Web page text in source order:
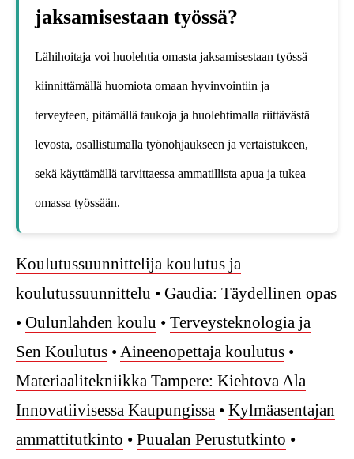
jaksamisestaan työssä?
Lähihoitaja voi huolehtia omasta jaksamisestaan työssä
kiinnittämällä huomiota omaan hyvinvointiin ja
terveyteen, pitämällä taukoja ja huolehtimalla riittävästä
levosta, osallistumalla työnohjaukseen ja vertaistukeen,
sekä käyttämällä tarvittaessa ammatillista apua ja tukea
omassa työssään.
Koulutussuunnittelija koulutus ja
koulutussuunnittelu • Gaudia: Täydellinen opas
• Oulunlahden koulu • Terveysteknologia ja
Sen Koulutus •Aineenopettaja koulutus •
Materiaalitekniikka Tampere: Kiehtova Ala
Innovatiivisessa Kaupungissa • Kylmäasentajan
ammattitutkinto • Puualan Perustutkinto •